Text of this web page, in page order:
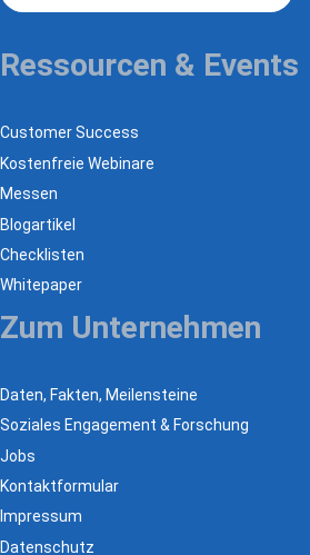
Ressourcen & Events
Customer Success
Kostenfreie Webinare
Messen
Blogartikel
Checklisten
Whitepaper
Zum Unternehmen
Daten, Fakten, Meilensteine
Soziales Engagement & Forschung
Jobs
Kontaktformular
Impressum
Datenschutz